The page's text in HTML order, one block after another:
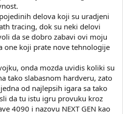
delova koji su uradjeni
tracing, dok su neki delovi
da se dobro zabavi ovi moju
one koji prate nove tehnologije
onda mozda uvidis koliki su
tako slabasnom hardveru, zato
od najlepsih igara sa tako
da tu istu igru provuku kroz
4090 i nazovu NEXT GEN kao